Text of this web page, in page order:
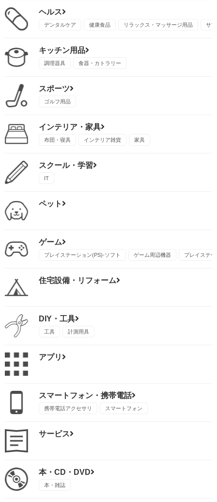
ヘルス
デンタルケア 健康食品 リラックス・マッサージ用品 サ
キッチン用品
調理器具 食器・カトラリー
スポーツ
ゴルフ用品
インテリア・家具
布団・寝具 インテリア雑貨 家具
スクール・学習
IT
ペット
ゲーム
プレイステーション(PS)-ソフト ゲーム周辺機器 プレイステ
住宅設備・リフォーム
DIY・工具
工具 計測用具
アプリ
スマートフォン・携帯電話
携帯電話アクセサリ スマートフォン
サービス
本・CD・DVD
本・雑誌